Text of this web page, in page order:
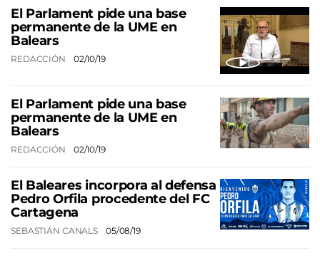
El Parlament pide una base
permanente de la UME en
Balears
REDACCIÓN 02/10/19
El Parlament pide una base
permanente de la UME en
Balears
REDACCIÓN 02/10/19
El Baleares incorpora al defensa
Pedro Orfila procedente del FC
Cartagena
SEBASTIÁN CANALS 05/08/19